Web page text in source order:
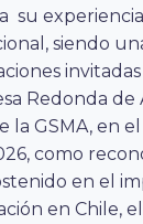
su experiencia
siendo
Redonda de
la GSMA, en
como
en el
en Chile,